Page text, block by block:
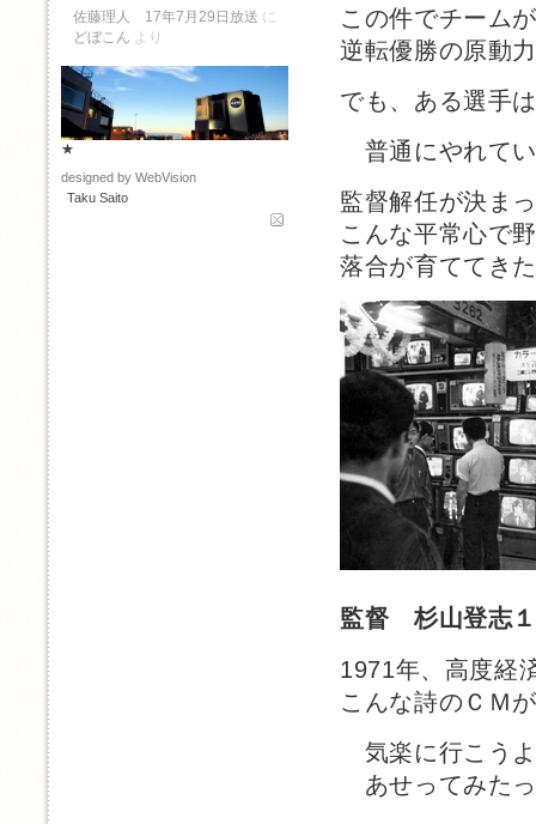
この件でチーム
逆転優勝の原動
でも、ある選手
普通にやれて
監督解任が決ま
こんな平常心で
落合が育ててき
監督 杉山登志
1971年、高度経
こんな詩のＣＭ
気楽に行こう
あせってみた
佐藤理人 17年7月29日放送 に
どぼこん より
★
designed by WebVision
Taku Saito